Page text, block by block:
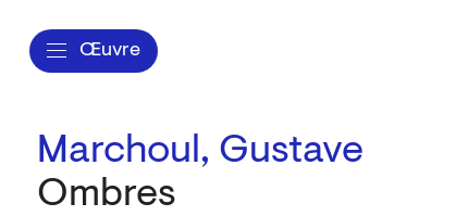
Œuvre
Marchoul, Gustave
Ombres